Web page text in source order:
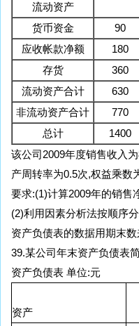
流动资产
货币资金
90
应收帐款净额
180
存货
360
流动资产合计
630
非流动资产合计
770
总计
1400
该公司2009年度销售收入
产周转率为0.5次,权益乘数
要求:(1)计算2009年的销售
(2)利用因素分析法按顺序
资产负债表的数据用期末
39.某公司年末资产负债表
资产负债表 单位:元
资产